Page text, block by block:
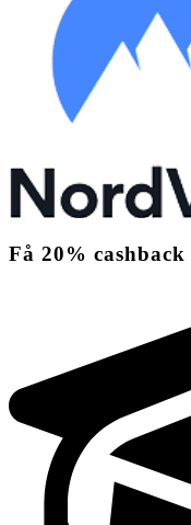
Få 20% cashback